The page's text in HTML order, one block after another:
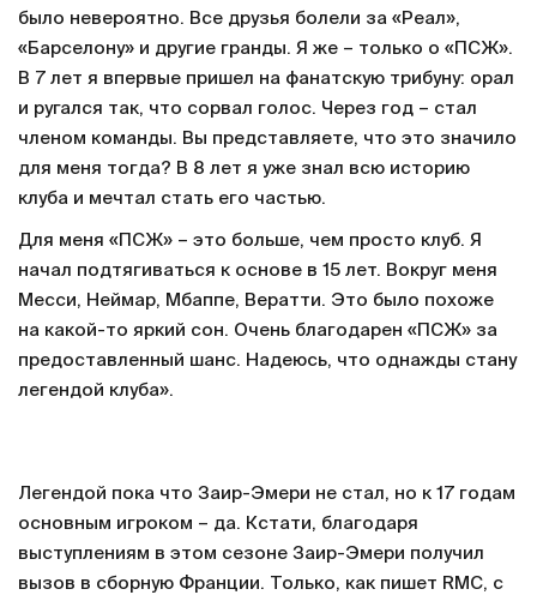
было невероятно. Все друзья болели за «Реал»,
«Барселону» и другие гранды. Я же – только о «ПСЖ».
В 7 лет я впервые пришел на фанатскую трибуну: орал
и ругался так, что сорвал голос. Через год – стал
членом команды. Вы представляете, что это значило
для меня тогда? В 8 лет я уже знал всю историю
клуба и мечтал стать его частью.
Для меня «ПСЖ» – это больше, чем просто клуб. Я
начал подтягиваться к основе в 15 лет. Вокруг меня
Месси, Неймар, Мбаппе, Вератти. Это было похоже
на какой-то яркий сон. Очень благодарен «ПСЖ» за
предоставленный шанс. Надеюсь, что однажды стану
легендой клуба».
Легендой пока что Заир-Эмери не стал, но к 17 годам
основным игроком – да. Кстати, благодаря
выступлениям в этом сезоне Заир-Эмери получил
вызов в сборную Франции. Только, как пишет RMC, с